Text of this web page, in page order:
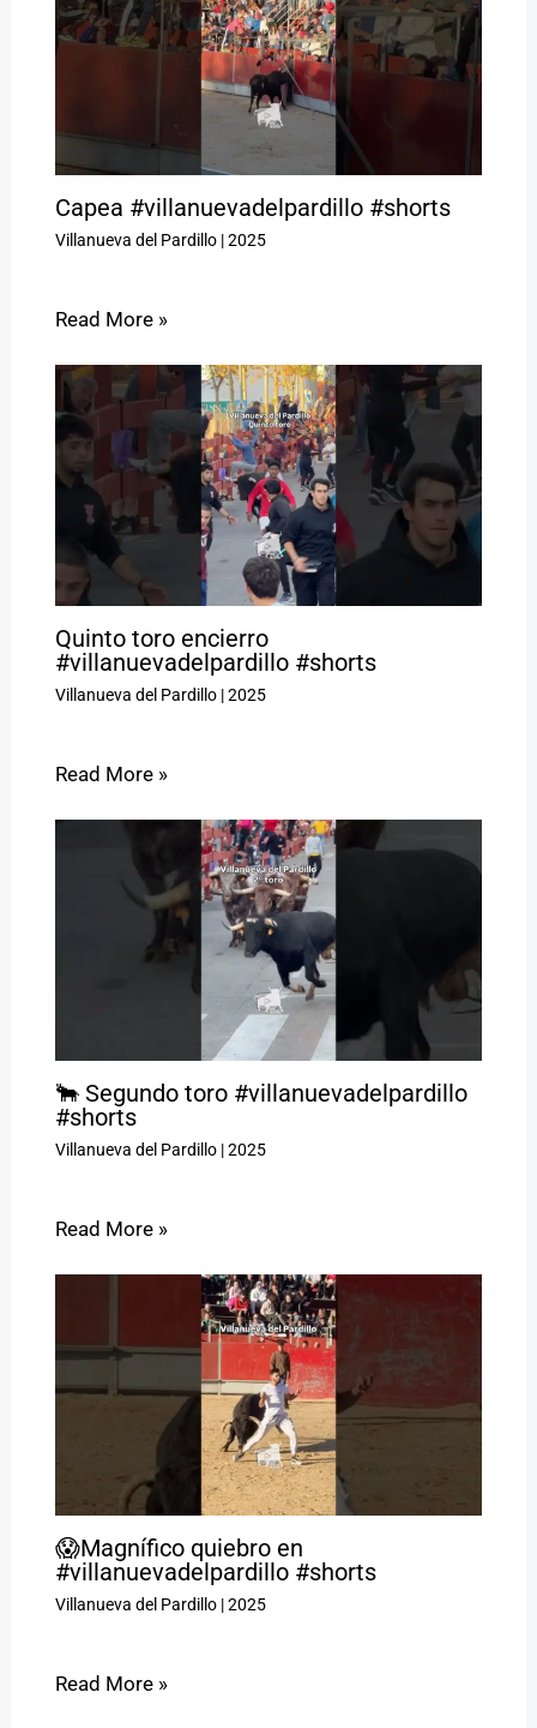
Capea #villanuevadelpardillo #shorts
Villanueva del Pardillo|2025
Read More »
Quinto toro encierro
#villanuevadelpardillo #shorts
Villanueva del Pardillo|2025
Read More »
🐂 Segundo toro #villanuevadelpardillo
#shorts
Villanueva del Pardillo|2025
Read More »
😱Magnífico quiebro en
#villanuevadelpardillo #shorts
Villanueva del Pardillo|2025
Read More »